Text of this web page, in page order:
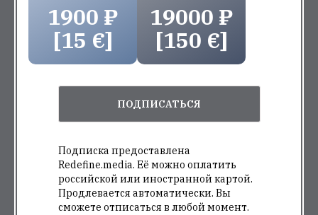
1900 ₽
[15 €]
19000 ₽
[150 €]
ПОДПИСАТЬСЯ
Подписка предоставлена
Redefine.media. Её можно оплатить
российской или иностранной картой.
Продлевается автоматически. Вы
сможете отписаться в любой момент.